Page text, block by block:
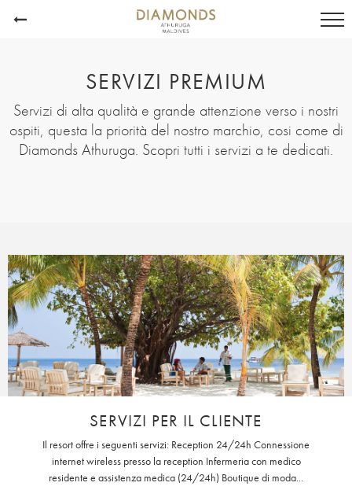
SERVIZI PREMIUM
Servizi di alta qualità e grande attenzione verso i nostri
ospiti, questa la priorità del nostro marchio, cosi come di
Diamonds Athuruga. Scopri tutti i servizi a te dedicati.
SERVIZI PER IL CLIENTE
Il resort offre i seguenti servizi: Reception 24/24h Connessione
internet wireless presso la reception Infermeria con medico
residente e assistenza medica (24/24h) Boutique di moda...